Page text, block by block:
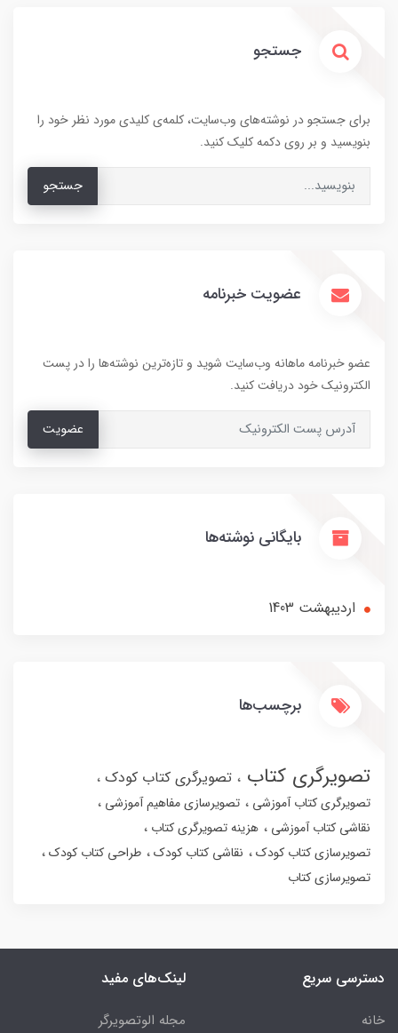
جستجو
برای جستجو در نوشته‌های وب‌سایت، کلمه‌ی کلیدی مورد نظر خود را
بنویسید و بر روی دکمه کلیک کنید.
جستجو
عضویت خبرنامه
عضو خبرنامه ماهانه وب‌سایت شوید و تازه‌ترین نوشته‌ها را در پست
الکترونیک خود دریافت کنید.
عضویت
بایگانی نوشته‌ها
ارديبهشت 1403
برچسب‌ها
تصویرگری کتاب تصویرگری کتاب کودک
تصویرگری کتاب آموزشی
تصویرسازی مفاهیم آموزشی
نقاشی کتاب آموزشی
هزینه تصویرگری کتاب
تصویرسازی کتاب کودک
نقاشی کتاب کودک
طراحی کتاب کودک
تصویرسازی کتاب
دسترسی سریع
خانه
لینک‌های مفید
مجله الوتصویرگر